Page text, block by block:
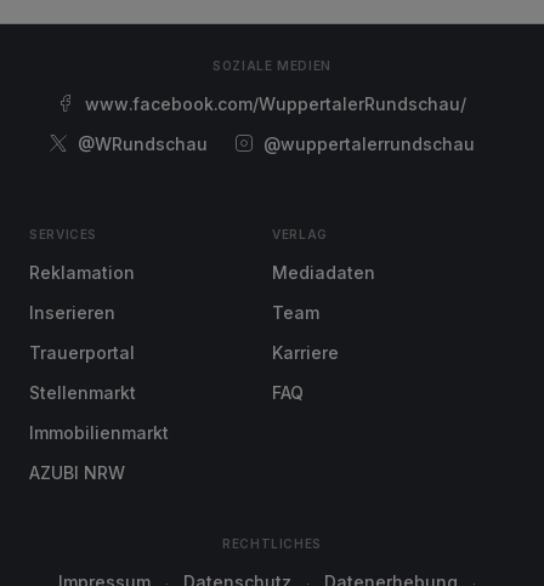
SOZIALE MEDIEN
www.facebook.com/WuppertalerRundschau/
@WRundschau
@wuppertalerrundschau
SERVICES
Reklamation
Inserieren
Trauerportal
Stellenmarkt
Immobilienmarkt
AZUBI NRW
VERLAG
Mediadaten
Team
Karriere
FAQ
RECHTLICHES
Impressum Datenschutz Datenerhebung